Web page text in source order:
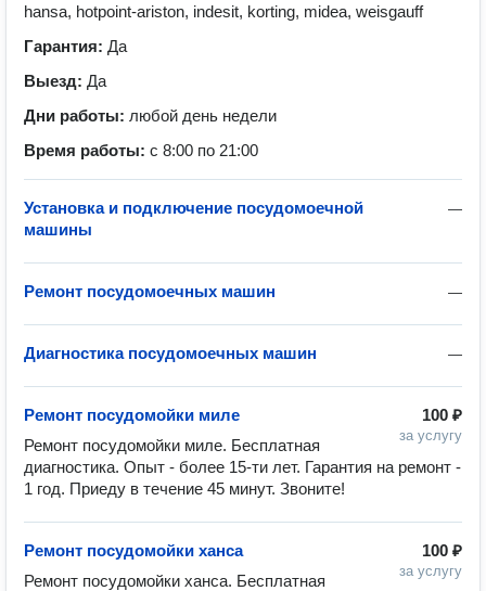
hansa, hotpoint-ariston, indesit, korting, midea, weisgauff
Гарантия: Да
Выезд: Да
Дни работы: любой день недели
Время работы: с 8:00 по 21:00
—
Установка и подключение посудомоечной
машины
—
Ремонт посудомоечных машин
—
Диагностика посудомоечных машин
100 ₽
за услугу
Ремонт посудомойки миле
Ремонт посудомойки миле. Бесплатная
диагностика. Опыт - более 15-ти лет. Гарантия на ремонт -
1 год. Приеду в течение 45 минут. Звоните!
100 ₽
за услугу
Ремонт посудомойки ханса
Ремонт посудомойки ханса. Бесплатная